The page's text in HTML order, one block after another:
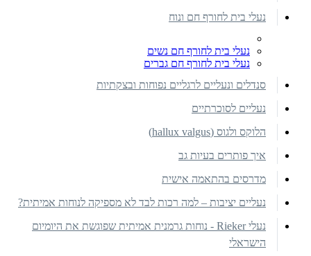
נעלי בית לחורף חם ונוח
נעלי בית לחורף חם נשים
נעלי בית לחורף חם גברים
סנדלים ונעליים לרגליים נפוחות ובצקתיות
נעליים לסוכרתיים
הלוקס ולגוס (hallux valgus)
איך פותרים בעיות גב
מדרסים בהתאמה אישית
נעליים יציבות – למה רכות לבד לא מספיקה לנוחות אמיתית?
נעלי Rieker - נוחות גרמנית אמיתית שפוגשת את היומיום
הישראלי